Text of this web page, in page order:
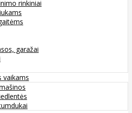
rinkiniai
garažai
vaikams